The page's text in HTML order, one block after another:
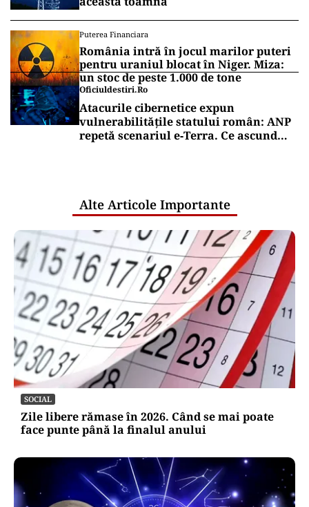
Puterea Financiara
România intră în jocul marilor puteri
pentru uraniul blocat în Niger. Miza:
un stoc de peste 1.000 de tone
Oficiuldestiri.ro
Atacurile cibernetice expun
vulnerabilitățile statului român: ANP
repetă scenariul e‑Terra. Ce ascund
Alte Articole Importante
SOCIAL
Zile libere rămase în 2026. Când se mai poate
face punte până la finalul anului